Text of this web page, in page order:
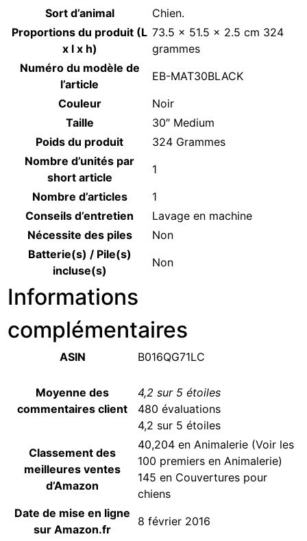
Sort d’animal
‎Chien.
Proportions du produit (L
x l x h)
‎73.5 x 51.5 x 2.5 cm 324
grammes
Numéro du modèle de
l’article
‎EB-MAT30BLACK
Couleur
‎Noir
Taille
‎30″ Medium
Poids du produit
‎324 Grammes
Nombre d’unités par
short article
‎1
Nombre d’articles
‎1
Conseils d’entretien
‎Lavage en machine
Nécessite des piles
‎Non
Batterie(s) / Pile(s)
incluse(s)
‎Non
Informations
complémentaires
ASIN B016QG71LC
Moyenne des
commentaires client
4,2 sur 5 étoiles
480 évaluations
4,2 sur 5 étoiles
Classement des
meilleures ventes
d’Amazon
40,204 en Animalerie (Voir les
100 premiers en Animalerie)
145 en Couvertures pour
chiens
Date de mise en ligne
sur Amazon.fr
8 février 2016